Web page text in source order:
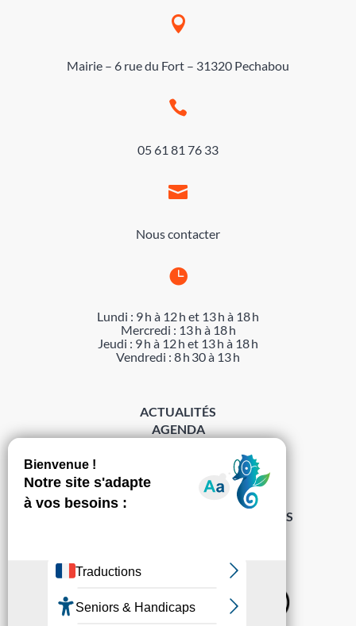

Mairie – 6 rue du Fort – 31320 Pechabou

05 61 81 76 33

Nous contacter

Lundi : 9 h à 12 h et 13 h à 18 h
Mercredi : 13 h à 18 h
Jeudi : 9 h à 12 h et 13 h à 18 h
Vendredi : 8 h 30 à 13 h
Sur les réseaux
ACTUALITÉS
AGENDA
MENTIONS LÉGALES
PROTECTION DES DONNÉES
POLITIQUE DE GESTION DES COOKIES